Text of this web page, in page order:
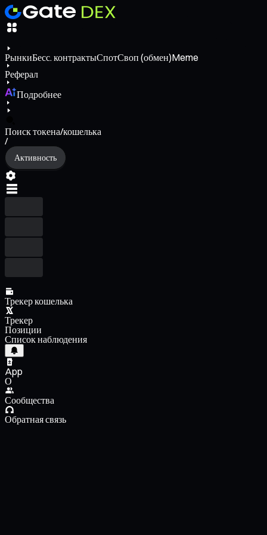
РынкиБесс. контрактыСпотСвоп (обмен)Meme
Реферал
Подробнее
Поиск токена/кошелька
/
Активность
Трекер кошелька
Трекер
Позиции
Список наблюдения
App
О
Сообщества
Обратная связь